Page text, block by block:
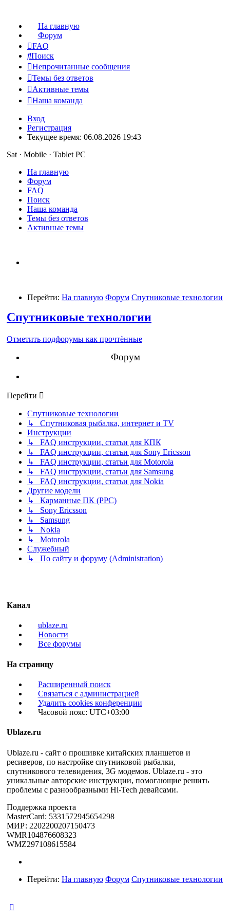
На главную
Форум
FAQ
Поиск
Непрочитанные сообщения
Темы без ответов
Активные темы
Наша команда
Вход
Регистрация
Текущее время: 06.08.2026 19:43
Sat · Mobile · Tablet PC
На главную
Форум
FAQ
Поиск
Наша команда
Темы без ответов
Активные темы
Перейти: На главную Форум Спутниковые технологии
Спутниковые технологии
Отметить подфорумы как прочтённые
Форум
Перейти
Спутниковые технологии
↳ Спутниковая рыбалка, интернет и TV
Инструкции
↳ FAQ инструкции, статьи для КПК
↳ FAQ инструкции, статьи для Sony Ericsson
↳ FAQ инструкции, статьи для Motorola
↳ FAQ инструкции, статьи для Samsung
↳ FAQ инструкции, статьи для Nokia
Другие модели
↳ Карманные ПК (PPC)
↳ Sony Ericsson
↳ Samsung
↳ Nokia
↳ Motorola
Служебный
↳ По сайту и форуму (Administration)
Канал
ublaze.ru
Новости
Все форумы
На страницу
Расширенный поиск
Связаться с администрацией
Удалить cookies конференции
Часовой пояс: UTC+03:00
Ublaze.ru
Ublaze.ru - сайт о прошивке китайских планшетов и
ресиверов, по настройке спутниковой рыбалки,
спутникового телевидения, 3G модемов. Ublaze.ru - это
уникальные авторские инструкции, помогающие решить
проблемы с разнообразными Hi-Tech девайсами.
Поддержка проекта
MasterCard: 5331572945654298
МИР: 2202200207150473
WMR104876608323
WMZ297108615584
Перейти: На главную Форум Спутниковые технологии